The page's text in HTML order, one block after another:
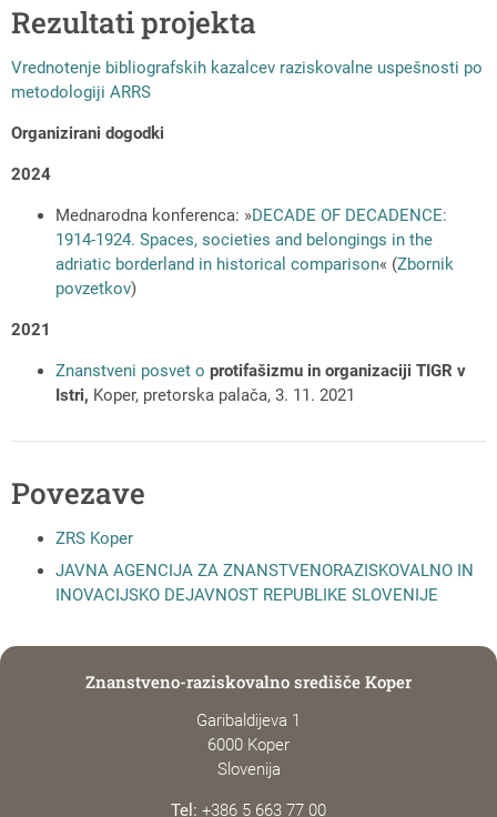
Rezultati projekta
Vrednotenje bibliografskih kazalcev raziskovalne uspešnosti po
metodologiji ARRS
Organizirani dogodki
2024
Mednarodna konferenca: »DECADE OF DECADENCE:
1914-1924. Spaces, societies and belongings in the
adriatic borderland in historical comparison« (Zbornik
povzetkov)
2021
Znanstveni posvet o protifašizmu in organizaciji TIGR v
Istri, Koper, pretorska palača, 3. 11. 2021
Povezave
ZRS Koper
JAVNA AGENCIJA ZA ZNANSTVENORAZISKOVALNO IN
INOVACIJSKO DEJAVNOST REPUBLIKE SLOVENIJE
Znanstveno-raziskovalno središče Koper
Garibaldijeva 1
6000 Koper
Slovenija
Tel: +386 5 663 77 00